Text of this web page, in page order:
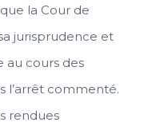
la Cour de
jurisprudence et
au cours des
l’arrêt commenté.
rendues